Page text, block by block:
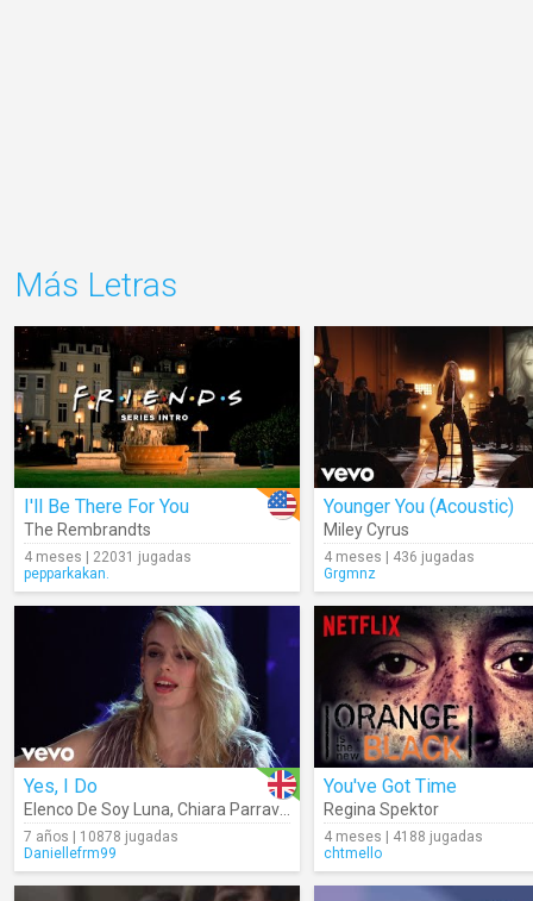
Más Letras
I'll Be There For You
The Rembrandts
4 meses | 22031 jugadas
pepparkakan.
Younger You (Acoustic)
Miley Cyrus
4 meses | 436 jugadas
Grgmnz
Yes, I Do
Elenco De Soy Luna, Chiara Parravicini
7 años | 10878 jugadas
Daniellefrm99
You've Got Time
Regina Spektor
4 meses | 4188 jugadas
chtmello